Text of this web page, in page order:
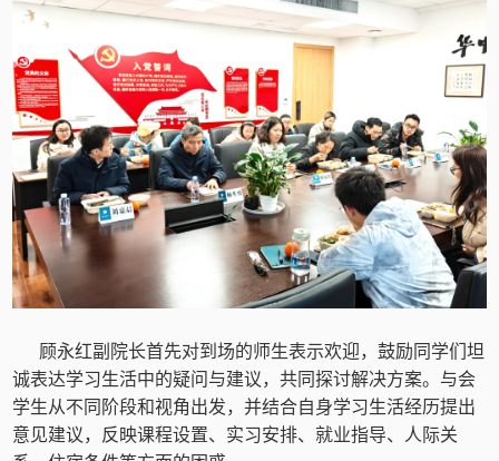
顾永红副院长首先对到场的师生表示欢迎，鼓励同学们坦
诚表达学习生活中的疑问与建议，共同探讨解决方案。与会
学生从不同阶段和视角出发，并结合自身学习生活经历提出
意见建议，反映课程设置、实习安排、就业指导、人际关